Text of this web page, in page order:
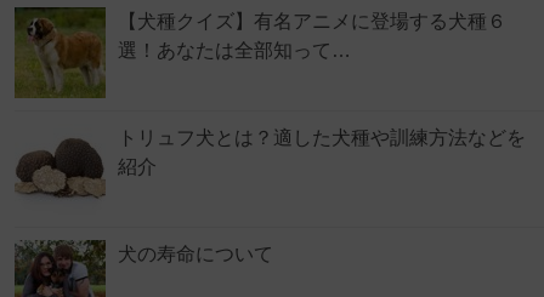
【犬種クイズ】有名アニメに登場する犬種６
選！あなたは全部知って…
トリュフ犬とは？適した犬種や訓練方法などを
紹介
犬の寿命について